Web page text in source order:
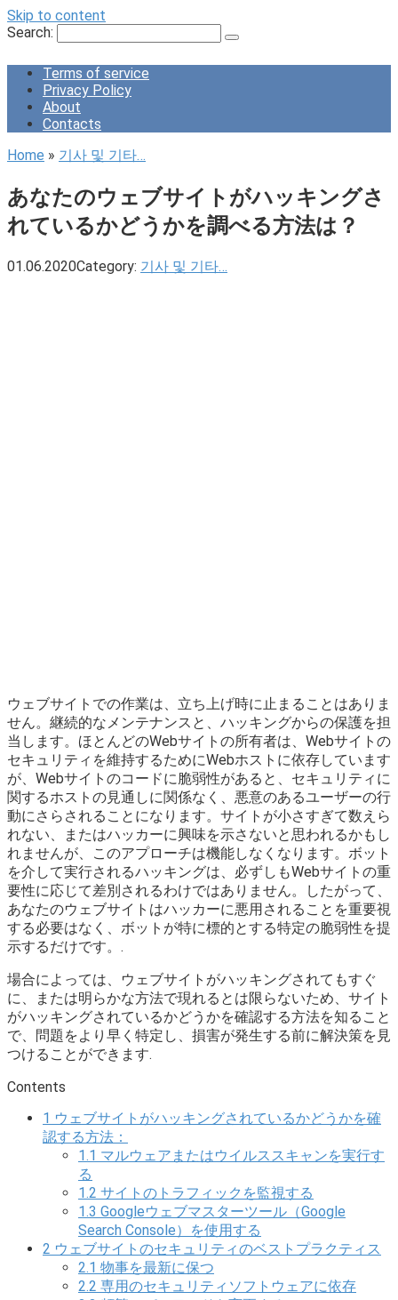
Skip to content
Search:
Terms of service
Privacy Policy
About
Contacts
Home » 기사 및 기타…
あなたのウェブサイトがハッキングさ
れているかどうかを調べる方法は？
01.06.2020Category: 기사 및 기타…
ウェブサイトでの作業は、立ち上げ時に止まることはありま
せん。継続的なメンテナンスと、ハッキングからの保護を担
当します。ほとんどのWebサイトの所有者は、Webサイトの
セキュリティを維持するためにWebホストに依存しています
が、Webサイトのコードに脆弱性があると、セキュリティに
関するホストの見通しに関係なく、悪意のあるユーザーの行
動にさらされることになります。サイトが小さすぎて数えら
れない、またはハッカーに興味を示さないと思われるかもし
れませんが、このアプローチは機能しなくなります。ボット
を介して実行されるハッキングは、必ずしもWebサイトの重
要性に応じて差別されるわけではありません。したがって、
あなたのウェブサイトはハッカーに悪用されることを重要視
する必要はなく、ボットが特に標的とする特定の脆弱性を提
示するだけです。.
場合によっては、ウェブサイトがハッキングされてもすぐ
に、または明らかな方法で現れるとは限らないため、サイト
がハッキングされているかどうかを確認する方法を知ること
で、問題をより早く特定し、損害が発生する前に解決策を見
つけることができます.
Contents
1 ウェブサイトがハッキングされているかどうかを確
認する方法：
1.1 マルウェアまたはウイルススキャンを実行す
る
1.2 サイトのトラフィックを監視する
1.3 Googleウェブマスターツール（Google
Search Console）を使用する
2 ウェブサイトのセキュリティのベストプラクティス
2.1 物事を最新に保つ
2.2 専用のセキュリティソフトウェアに依存